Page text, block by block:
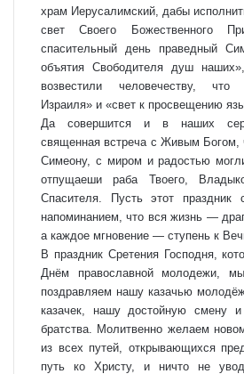
храм Иерусалимский, дабы
свет Своего Божественного
спасительный день праведный
объятия Свободителя душ
возвестили человечеству, что
Израиля» и «свет к просвещению
Да совершится и в наших
священная встреча с Живым Богом,
Симеону, с миром и радостью
отпущаеши раба Твоего,
Спасителя. Пусть этот праздник
напоминанием, что вся жизнь —
а каждое мгновение — ступень к
В праздник Сретения Господня,
Днём православной молодежи,
поздравляем нашу казачью
казачек, нашу достойную смену и
братства. Молитвенно желаем
из всех путей, открывающихся
путь ко Христу, и ничто не